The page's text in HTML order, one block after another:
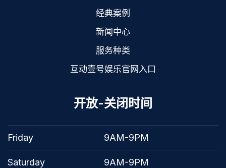
经典案例
新闻中心
服务种类
互动壹号娱乐官网入口
开放-关闭时间
Friday 9AM-9PM
Saturday 9AM-9PM